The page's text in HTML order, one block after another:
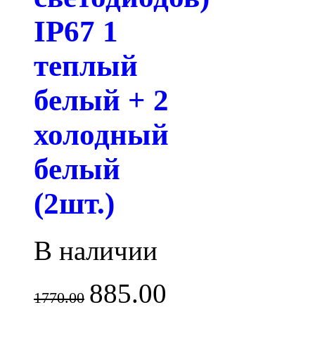
IP67 1
теплый
белый + 2
холодный
белый
(2шт.)
В наличии
1770.00 885.00